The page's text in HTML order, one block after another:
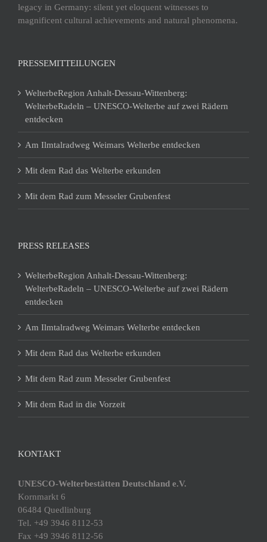
legacy in Germany: silent yet eloquent witnesses to
magnificent cultural achievements and natural phenomena.
PRESSEMITTEILUNGEN
WelterbeRegion Anhalt-Dessau-Wittenberg:
WelterbeRadeln – UNESCO-Welterbe auf zwei Rädern
entdecken
Am Ilmtalradweg Weimars Welterbe entdecken
Mit dem Rad das Welterbe erkunden
Mit dem Rad zum Messeler Grubenfest
PRESS RELEASES
WelterbeRegion Anhalt-Dessau-Wittenberg:
WelterbeRadeln – UNESCO-Welterbe auf zwei Rädern
entdecken
Am Ilmtalradweg Weimars Welterbe entdecken
Mit dem Rad das Welterbe erkunden
Mit dem Rad zum Messeler Grubenfest
Mit dem Rad in die Vorzeit
KONTAKT
UNESCO-Welterbestätten Deutschland e.V.
Kornmarkt 6
06484 Quedlinburg
Tel. +49 3946 8112-53
Fax +49 3946 8112-56